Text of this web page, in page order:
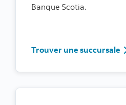
Banque Scotia.
Trouver une succursale